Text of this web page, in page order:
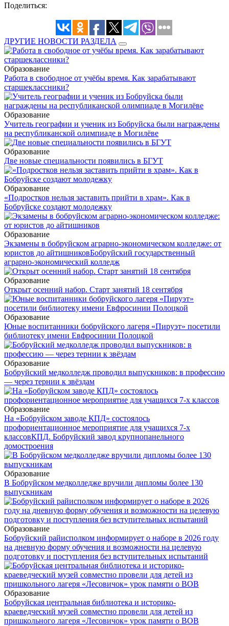
Поделиться:
ДРУГИЕ НОВОСТИ РАЗДЕЛА
Образование
Работа в свободное от учёбы время. Как зарабатывают
старшеклассники?
Образование
Учитель географии и ученик из Бобруйска были награждены
на республиканской олимпиаде в Могилёве
Образование
Две новые специальности появились в БГУТ
Образование
«Подростков нельзя заставить прийти в храм». Как в
Бобруйске создают молодежку
Образование
Экзамены в бобруйском аграрно-экономическом колледже: от
юристов до айтишниковБобруйский государственный
аграрно-экономический колледж
Образование
Открыт осенний набор. Старт занятий 18 сентября
Образование
Юные воспитанники бобруйского лагеря «Пируэт» посетили
библиотеку имени Евфросинии Полоцкой
Образование
Бобруйский медколледж проводил выпускников: в профессию
— через тернии к звёздам
Образование
На «Бобруйском заводе КПД» состоялось
профориентационное мероприятие для учащихся 7-х
классовКПД. Бобруйский завод крупнопанельного
домостроения
Образование
В Бобруйском медколледже вручили дипломы более 130
выпускникам
Образование
Бобруйский райисполком информирует о наборе в 2026 году
на дневную форму обучения и возможности на целевую
подготовку и поступления без вступительных испытаний
Образование
Бобруйская центральная библиотека и историко-
краеведческий музей совместно провели для детей из
пришкольного лагеря «Лесовичок» урок памяти о ВОВ